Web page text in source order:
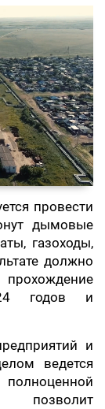
провести
дымовые
газоходы,
должно
годов и
и
ведется
позволит